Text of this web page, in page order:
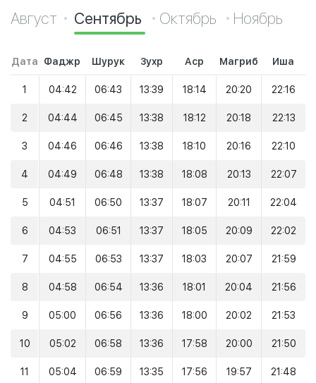
Август Сентябрь Октябрь Ноябрь
Дата Фаджр Шурук Зухр Аср Магриб Иша
1 04:42 06:43 13:39 18:14 20:20 22:16
2 04:44 06:45 13:38 18:12 20:18 22:13
3 04:46 06:46 13:38 18:10 20:16 22:10
4 04:49 06:48 13:38 18:08 20:13 22:07
5 04:51 06:50 13:37 18:07 20:11 22:04
6 04:53 06:51 13:37 18:05 20:09 22:02
7 04:55 06:53 13:37 18:03 20:07 21:59
8 04:58 06:54 13:36 18:01 20:04 21:56
9 05:00 06:56 13:36 18:00 20:02 21:53
10 05:02 06:58 13:36 17:58 20:00 21:50
11 05:04 06:59 13:35 17:56 19:57 21:48